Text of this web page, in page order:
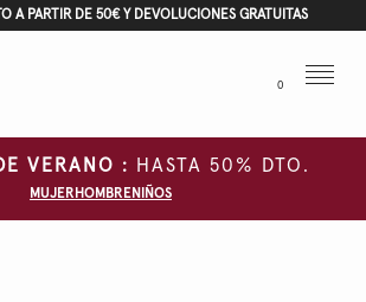
A PARTIR DE 50€ Y DEVOLUCIONES GRATUITAS
0
Menu
VERANO : HASTA 50% DTO.
MUJER HOMBRENIÑOS